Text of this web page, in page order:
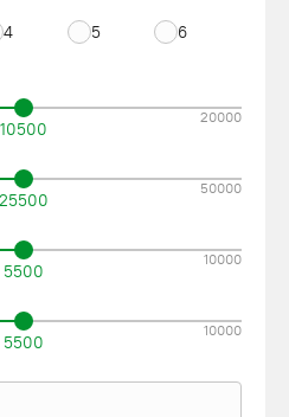
4 5 6
10500
20000
25500
50000
5500
10000
5500
10000